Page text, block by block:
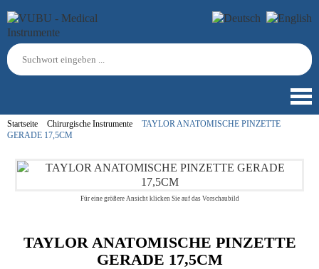
Startseite Chirurgische Instrumente
TAYLOR ANATOMISCHE PINZETTE
GERADE 17,5CM
Für eine größere Ansicht klicken Sie auf das Vorschaubild
TAYLOR ANATOMISCHE PINZETTE
GERADE 17,5CM